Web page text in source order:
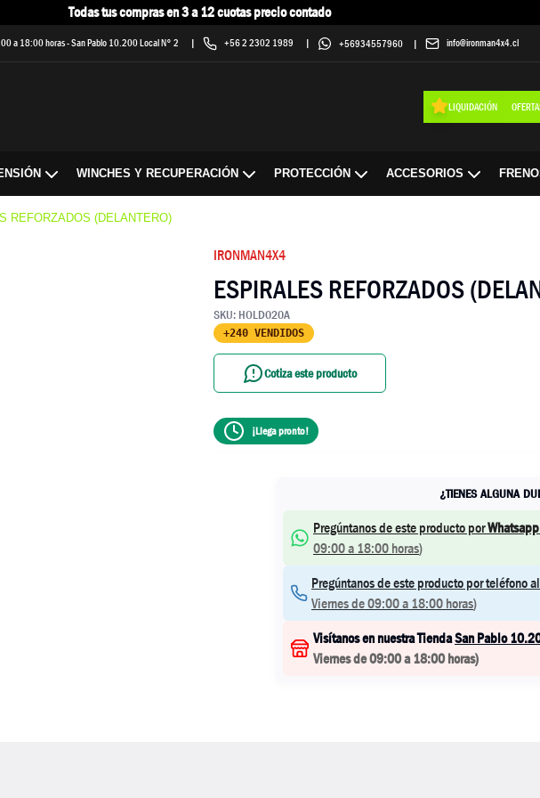
Todas tus compras en 3 a 12 cuotas precio contado
a 18:00 horas-San Pablo 10.200 Local N° 2 | +56 2 2302 1989 | +56934557960 | info@ironman4x4.cl
LIQUIDACIÓN
WINCHES Y RECUPERACIÓN PROTECCIÓN ACCESORIOS
REFORZADOS (DELANTERO)
IRONMAN4X4
ESPIRALES REFORZADOS
SKU: HOLD020A
+240 VENDIDOS
Cotiza este producto
¡Llega pronto!
¿TIENES ALGUNA
Pregúntanos de este producto por
09:00 a 18:00 horas)
Pregúntanos de este producto por teléfono al
Viernes de 09:00 a 18:00 horas)
Visítanos en nuestra TiendaSan Pablo
Viernes de 09:00 a 18:00 horas)